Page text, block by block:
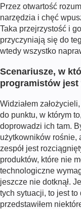
Przez otwartość
narzędzia i chęć
Taka przejrzystość i
przyczyniają się do
wtedy wszystko
Scenariusze, w
programistów jest
Widziałem
do punktu, w którym
doprowadzi ich tam.
użytkowników rośnie,
zespół jest
produktów, które nie
technologiczne
jeszcze nie dotknął.
tych sytuacji, to jest
przedstawiłem